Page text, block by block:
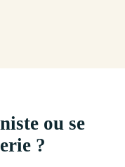
ou se
?